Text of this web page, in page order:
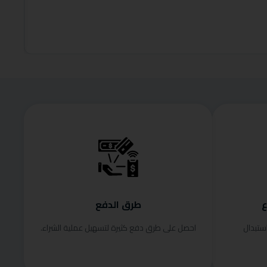
طرق الدفع
احصل على طرق دفع كثيرة لتسهيل عملية الشراء.